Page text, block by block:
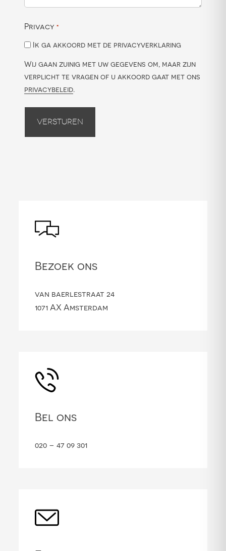
Privacy *
Ik ga akkoord met de privacyverklaring
Wij gaan zuinig met uw gegevens om, maar zijn
verplicht te vragen of u akkoord gaat met ons
privacybeleid.
Versturen
Bezoek ons
van baerlestraat 24
1071 AX Amsterdam
Bel ons
020 – 47 09 301